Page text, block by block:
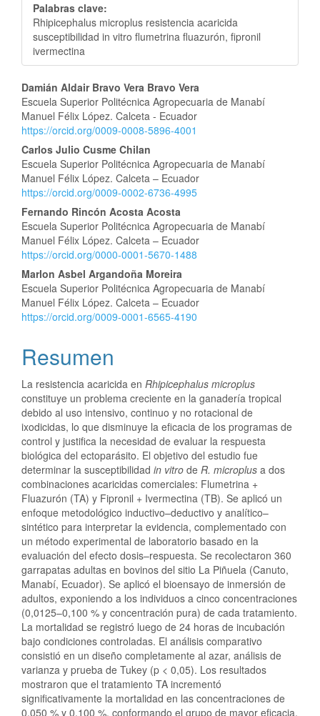
Palabras clave:
Rhipicephalus microplus resistencia acaricida
susceptibilidad in vitro flumetrina fluazurón, fipronil
ivermectina
Contenido
principal
del
artículo
Damián Aldair Bravo Vera Bravo Vera
Escuela Superior Politécnica Agropecuaria de Manabí
Manuel Félix López. Calceta - Ecuador
https://orcid.org/0009-0008-5896-4001
Carlos Julio Cusme Chilan
Escuela Superior Politécnica Agropecuaria de Manabí
Manuel Félix López. Calceta – Ecuador
https://orcid.org/0009-0002-6736-4995
Fernando Rincón Acosta Acosta
Escuela Superior Politécnica Agropecuaria de Manabí
Manuel Félix López. Calceta – Ecuador
https://orcid.org/0000-0001-5670-1488
Marlon Asbel Argandoña Moreira
Escuela Superior Politécnica Agropecuaria de Manabí
Manuel Félix López. Calceta – Ecuador
https://orcid.org/0009-0001-6565-4190
Resumen
La resistencia acaricida en Rhipicephalus microplus
constituye un problema creciente en la ganadería tropical
debido al uso intensivo, continuo y no rotacional de
ixodicidas, lo que disminuye la eficacia de los programas de
control y justifica la necesidad de evaluar la respuesta
biológica del ectoparásito. El objetivo del estudio fue
determinar la susceptibilidad in vitro de R. microplus a dos
combinaciones acaricidas comerciales: Flumetrina +
Fluazurón (TA) y Fipronil + Ivermectina (TB). Se aplicó un
enfoque metodológico inductivo–deductivo y analítico–
sintético para interpretar la evidencia, complementado con
un método experimental de laboratorio basado en la
evaluación del efecto dosis–respuesta. Se recolectaron 360
garrapatas adultas en bovinos del sitio La Piñuela (Canuto,
Manabí, Ecuador). Se aplicó el bioensayo de inmersión de
adultos, exponiendo a los individuos a cinco concentraciones
(0,0125–0,100 % y concentración pura) de cada tratamiento.
La mortalidad se registró luego de 24 horas de incubación
bajo condiciones controladas. El análisis comparativo
consistió en un diseño completamente al azar, análisis de
varianza y prueba de Tukey (p < 0,05). Los resultados
mostraron que el tratamiento TA incrementó
significativamente la mortalidad en las concentraciones de
0,050 % y 0,100 %, conformando el grupo de mayor eficacia.